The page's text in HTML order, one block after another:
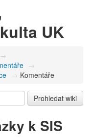
UK
→
→
→ Komentáře
k SIS